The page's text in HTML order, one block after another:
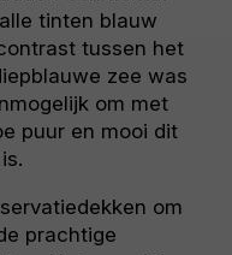
tinten blauw
tussen het
zee was
om met
puur en mooi dit
om
prachtige